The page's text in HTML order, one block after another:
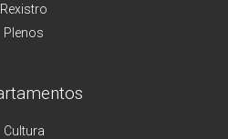
Rexistro
Plenos
Cultura